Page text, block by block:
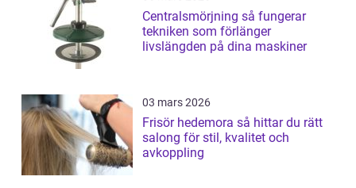
Centralsmörjning så fungerar
tekniken som förlänger
livslängden på dina maskiner
03 mars 2026
Frisör hedemora så hittar du rätt
salong för stil, kvalitet och
avkoppling